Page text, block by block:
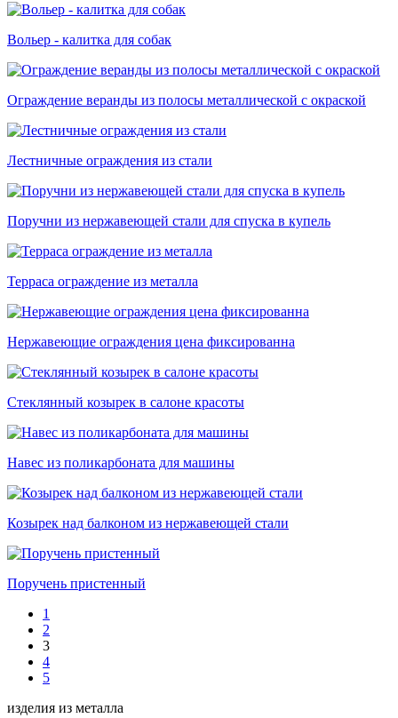
Вольер - калитка для собак
Ограждение веранды из полосы металлической с окраской
Лестничные ограждения из стали
Поручни из нержавеющей стали для спуска в купель
Терраса ограждение из металла
Нержавеющие ограждения цена фиксированна
Стеклянный козырек в салоне красоты
Навес из поликарбоната для машины
Козырек над балконом из нержавеющей стали
Поручень пристенный
1
2
3
4
5
изделия из металла